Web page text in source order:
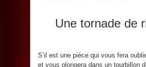
Une tornade de
S’il est une pièce qui vous fera
et vous plongera dans un tourbillon